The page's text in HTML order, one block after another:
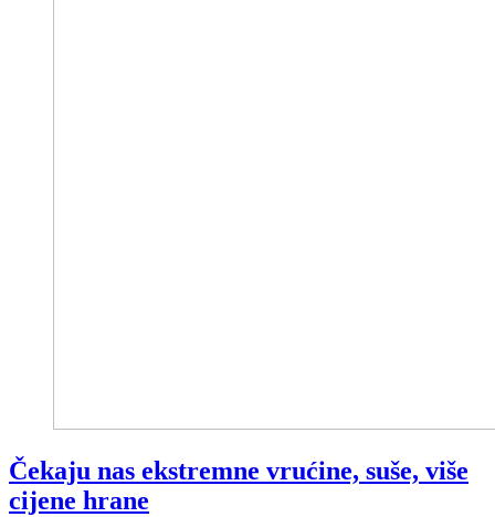
Čekaju nas ekstremne vrućine, suše, više
cijene hrane